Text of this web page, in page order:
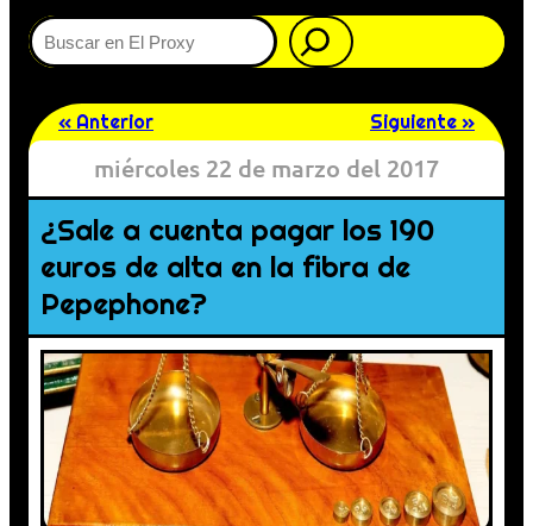
Buscar
« Anterior Siguiente »
miércoles 22 de marzo del 2017
¿Sale a cuenta pagar los 190
euros de alta en la fibra de
Pepephone?